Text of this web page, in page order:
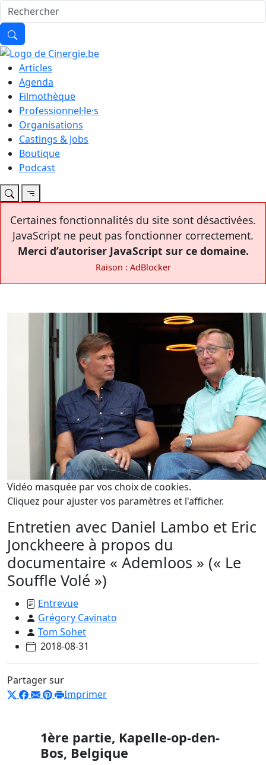
Articles
Agenda
Filmothèque
Professionnel·le·s
Organisations
Castings & Jobs
Boutique
Podcast
Certaines fonctionnalités du site sont désactivées.
JavaScript ne peut pas fonctionner correctement.
Merci d’autoriser JavaScript sur ce domaine.
Raison : AdBlocker
Vidéo masquée par vos choix de cookies.
Cliquez pour ajuster vos paramètres et l'afficher.
Entretien avec Daniel Lambo et Eric
Jonckheere à propos du
documentaire « Ademloos » (« Le
Souffle Volé »)
Entrevue
Grégory Cavinato
Tom Sohet
2018-08-31
Partager sur
Imprimer
1ère partie, Kapelle-op-den-
Bos, Belgique